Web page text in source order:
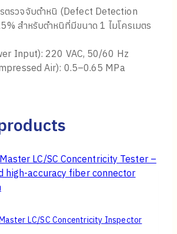
ตรวจจับตำหนิ (Defect Detection
สำหรับตำหนิที่มีขนาด 1 ไมโครเมตร
Input): 220 VAC, 50/60 Hz
Air): 0.5–0.65 MPa
LC/SC Concentricity Inspector